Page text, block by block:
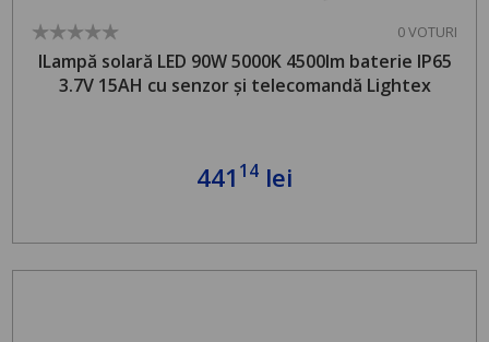
0 VOTURI
lLampă solară LED 90W 5000K 4500lm baterie IP65
3.7V 15AH cu senzor și telecomandă Lightex
441 14 lei